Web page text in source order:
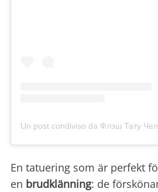
En tatuering som är perfekt
en brudklänning: de